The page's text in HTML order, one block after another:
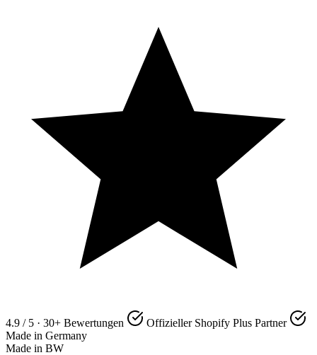
4.9 / 5 · 30+ Bewertungen
Offizieller Shopify Plus Partner
Made in Germany
Made in BW